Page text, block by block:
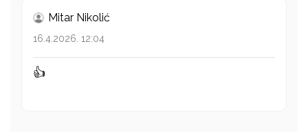
Mitar Nikolić
16.4.2026. 12:04
👍